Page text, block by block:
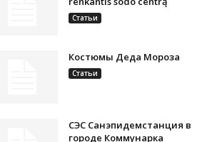
Статьи
Костюмы Деда Мороза
Статьи
СЭС Санэпидемстанция в
городе Коммунарка